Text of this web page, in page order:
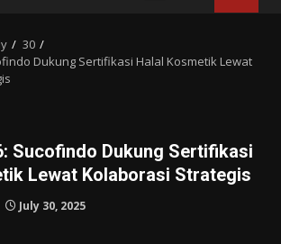
30
Dukung Sertifikasi Halal Kosmetik Lewat
Sucofindo Dukung Sertifikasi
Lewat Kolaborasi Strategis
July 30, 2025